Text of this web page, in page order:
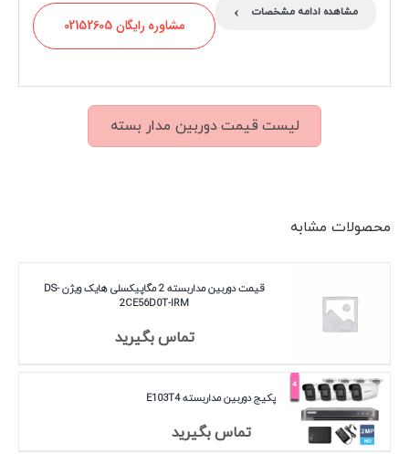
مشاهده ادامه مشخصات ›
مشاوره رایگان 02152605
لیست قیمت دوربین مدار بسته
محصولات مشابه
قیمت دوربین مداربسته 2 مگاپیکسلی هایک ویژن DS-
2CE56D0T-IRM
تماس بگیرید
پکیج دوربین مداربسته E103T4
تماس بگیرید